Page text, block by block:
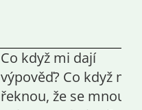
Co když mi dají
výpověď? Co když mi
řeknou, že se mnou